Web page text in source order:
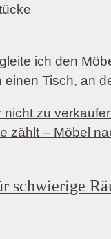
ich den
einen Tisch, an
nicht zu
schwierige